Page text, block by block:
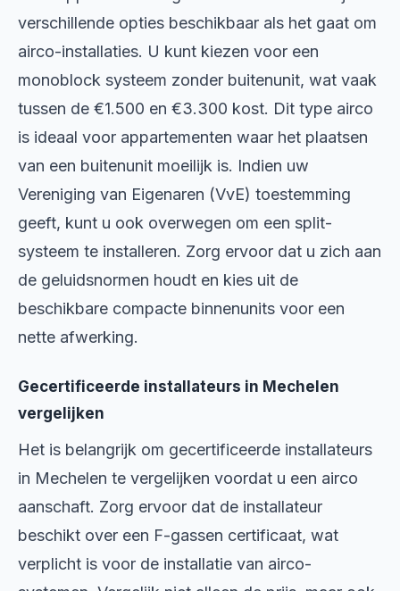
verschillende opties beschikbaar als het gaat om
airco-installaties. U kunt kiezen voor een
monoblock systeem zonder buitenunit, wat vaak
tussen de €1.500 en €3.300 kost. Dit type airco
is ideaal voor appartementen waar het plaatsen
van een buitenunit moeilijk is. Indien uw
Vereniging van Eigenaren (VvE) toestemming
geeft, kunt u ook overwegen om een split-
systeem te installeren. Zorg ervoor dat u zich aan
de geluidsnormen houdt en kies uit de
beschikbare compacte binnenunits voor een
nette afwerking.
Gecertificeerde installateurs in Mechelen
vergelijken
Het is belangrijk om gecertificeerde installateurs
in Mechelen te vergelijken voordat u een airco
aanschaft. Zorg ervoor dat de installateur
beschikt over een F-gassen certificaat, wat
verplicht is voor de installatie van airco-